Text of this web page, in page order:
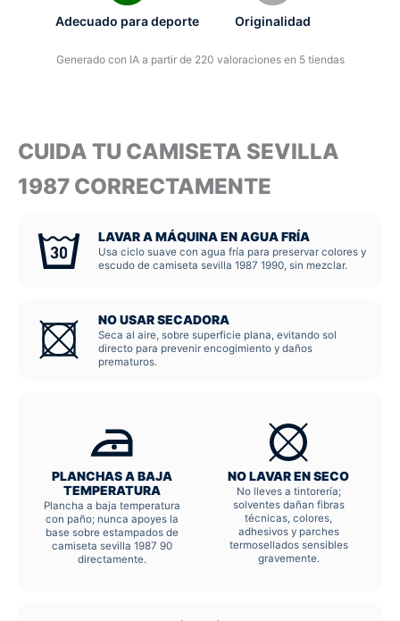
Adecuado para deporte Originalidad
Generado con IA a partir de 220 valoraciones en 5 tiendas
CUIDA TU CAMISETA SEVILLA
1987 CORRECTAMENTE
LAVAR A MÁQUINA EN AGUA FRÍA
Usa ciclo suave con agua fría para preservar colores y
escudo de camiseta sevilla 1987 1990, sin mezclar.
NO USAR SECADORA
Seca al aire, sobre superficie plana, evitando sol
directo para prevenir encogimiento y daños
prematuros.
PLANCHAS A BAJA
TEMPERATURA
Plancha a baja temperatura
con paño; nunca apoyes la
base sobre estampados de
camiseta sevilla 1987 90
directamente.
NO LAVAR EN SECO
No lleves a tintorería;
solventes dañan fibras
técnicas, colores,
adhesivos y parches
termosellados sensibles
gravemente.